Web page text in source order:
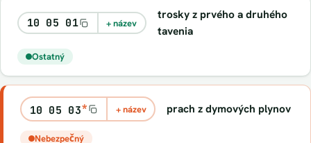
10 05 01 + název
trosky z prvého a druhého
tavenia
Ostatný
10 05 03* + název prach z dymových plynov
Nebezpečný